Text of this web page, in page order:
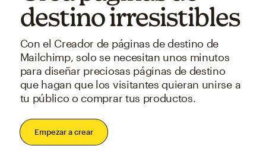
destino irresistibles
Con el Creador de páginas de destino de
Mailchimp, solo se necesitan unos minutos
para diseñar preciosas páginas de destino
que hagan que los visitantes quieran unirse a
tu público o comprar tus productos.
Empezar a crear